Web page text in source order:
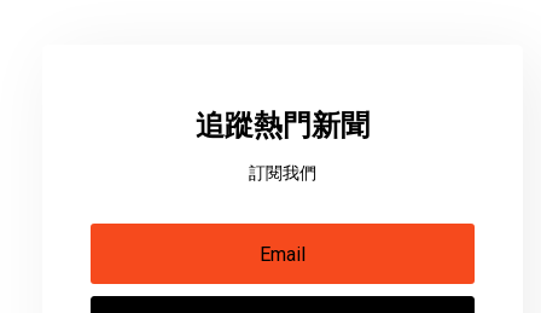
追蹤熱門新聞
訂閱我們